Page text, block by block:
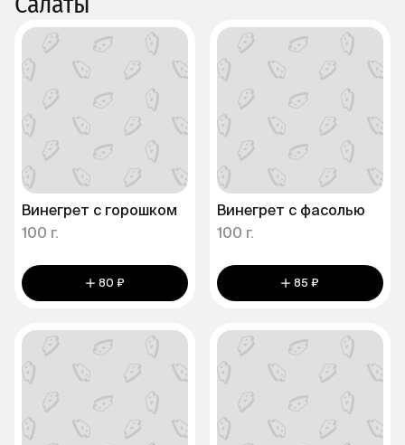
Винегрет с горошком
100 г.
80 ₽
Винегрет с фасолью
100 г.
85 ₽